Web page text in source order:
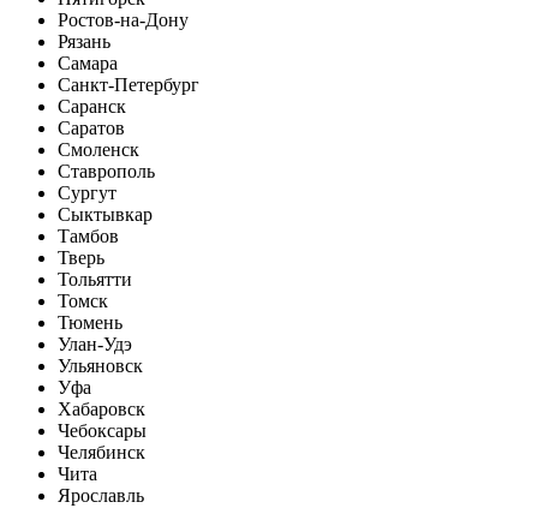
Ростов-на-Дону
Рязань
Самара
Санкт-Петербург
Саранск
Саратов
Смоленск
Ставрополь
Сургут
Сыктывкар
Тамбов
Тверь
Тольятти
Томск
Тюмень
Улан-Удэ
Ульяновск
Уфа
Хабаровск
Чебоксары
Челябинск
Чита
Ярославль